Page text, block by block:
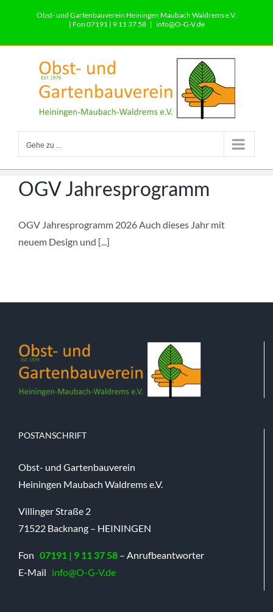
Obst- und Gartenbauverein Heiningen Maubach Waldrems e.V.
| Fon 07191 | 9 11 37 58 | info@O-G-V.de
Gehe zu ...
OGV Jahresprogramm
OGV Jahresprogramm 2026 Auch dieses Jahr mit
neuem Design und [...]
POSTANSCHRIFT
Obst- und Gartenbauverein
Heiningen Maubach Waldrems e.V.
Villinger Straße 2
71522 Backnang – HEININGEN
Fon 07191 | 9 11 37 58 – Anrufbeantworter
E-Mail info@O-G-V.de